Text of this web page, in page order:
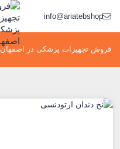
info@ariatebshop.ir
فروش تجهیزات پزشکی در اصفهان